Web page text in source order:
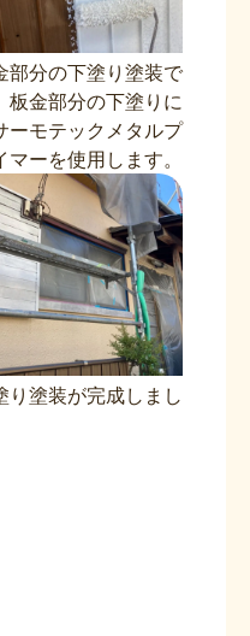
部分の下塗り塗装で
板金部分の下塗りに
ーモテックメタルプ
マーを使用します。
り塗装が完成しまし